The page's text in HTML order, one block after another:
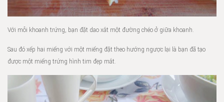
Với mỗi khoanh trứng, bạn đặt dao xắt một đường chéo ở giữa khoanh.
Sau đó xếp hai miếng với một miếng đặt theo hướng ngược lại là bạn đã tạo
được một miếng trứng hình tim đẹp mắt.